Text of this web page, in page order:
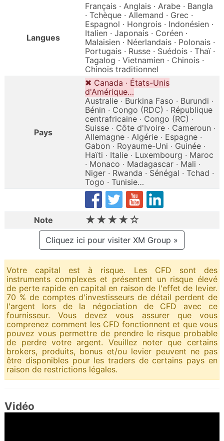
Langues
Français · Anglais · Arabe · Bangla
· Tchèque · Allemand · Grec ·
Espagnol · Hongrois · Indonésien ·
Italien · Japonais · Coréen ·
Malaisien · Néerlandais · Polonais ·
Portugais · Russe · Suédois · Thaï ·
Tagalog · Vietnamien · Chinois ·
Chinois traditionnel
Pays
✖ Canada · États-Unis
d'Amérique…
Australie · Burkina Faso · Burundi ·
Bénin · Congo (RDC) · République
centrafricaine · Congo (RC) ·
Suisse · Côte d'Ivoire · Cameroun ·
Allemagne · Algérie · Espagne ·
Gabon · Royaume-Uni · Guinée ·
Haïti · Italie · Luxembourg · Maroc
· Monaco · Madagascar · Mali ·
Niger · Rwanda · Sénégal · Tchad ·
Togo · Tunisie…
Note ★★★★☆
Cliquez ici pour visiter XM Group »
Votre capital est à risque. Les CFD sont des
instruments complexes et présentent un risque élevé
de perte rapide en capital en raison de l'effet de levier.
70 % de comptes d'investisseurs de détail perdent de
l'argent lors de la négociation de CFD avec ce
fournisseur. Vous devez vous assurer que vous
comprenez comment les CFD fonctionnent et que vous
pouvez vous permettre de prendre le risque probable
de perdre votre argent. Veuillez noter que certains
brokers, produits, bonus et/ou levier peuvent ne pas
être disponibles pour les traders de certains pays en
raison de restrictions légales.
Vidéo